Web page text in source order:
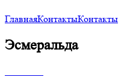
ГлавнаяКонтактыКонтакты
Эсмеральда